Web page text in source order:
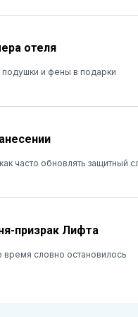
отеля
и фены в подарки
часто обновлять защитный
призрак Лифта
словно остановилось